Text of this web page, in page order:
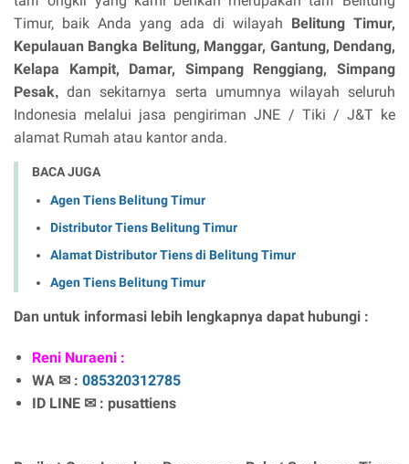
Timur, baik Anda yang ada di wilayah Belitung Timur,
Kepulauan Bangka Belitung, Manggar, Gantung, Dendang,
Kelapa Kampit, Damar, Simpang Renggiang, Simpang
Pesak, dan sekitarnya serta umumnya wilayah seluruh
Indonesia melalui jasa pengiriman JNE / Tiki / J&T ke
alamat Rumah atau kantor anda.
BACA JUGA
Agen Tiens Belitung Timur
Distributor Tiens Belitung Timur
Alamat Distributor Tiens di Belitung Timur
Agen Tiens Belitung Timur
Dan untuk informasi lebih lengkapnya dapat hubungi :
Reni Nuraeni :
WA ✉ : 085320312785
ID LINE ✉ : pusattiens